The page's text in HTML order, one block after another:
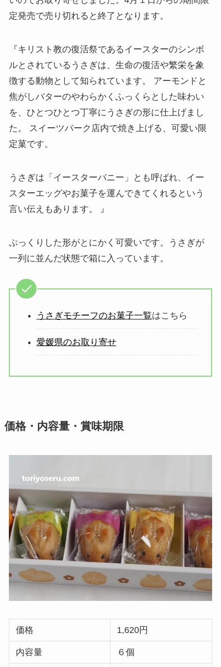
定発売で売り切れると終了となります。
『キリスト教の復活祭であるイースターのシンボ
ルとされているうさぎは、生命の復活や繁栄を象
徴する動物として知られています。 アーモンドと
焦がしバターのやわらかくふっくらとした味わい
を、ひとつひとつ丁寧にうさぎの形に仕上げまし
た。 スイーツパーク店内で焼き上げる、可愛い限
定菓です。
うさぎは「イースターバニー」とも呼ばれ、イー
スターエッグやお菓子を運んできてくれるという
言い伝えもあります。 』
ぷっくりした形がとにかく可愛いです。うさぎが
一列に並んだ状態で箱に入っています。
うさぎモチーフのお菓子一覧はこちら
愛媛県のお取り寄せ
価格・内容量・賞味期限
価格 1,620円
内容量 ６個